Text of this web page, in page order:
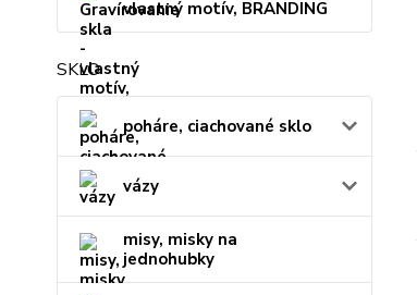
vlastný motív, BRANDING
SKLO
poháre, ciachované sklo
vázy
misy, misky na
jednohubky